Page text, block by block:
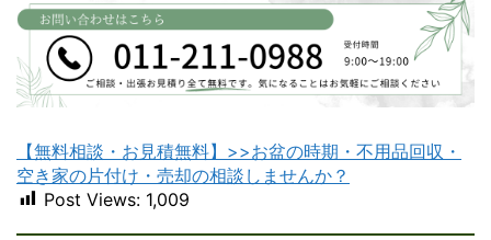
【無料相談・お見積無料】>>お盆の時期・不用品回収・
空き家の片付け・売却の相談しませんか？
Post Views: 1,009